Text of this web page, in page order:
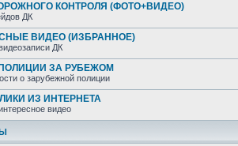
КОНТРОЛЯ (ФОТО+ВИДЕО)
ДК
ВИДЕО (ИЗБРАННОЕ)
ДК
ЗА РУБЕЖОМ
о зарубежной полиции
ИЗ ИНТЕРНЕТА
видео